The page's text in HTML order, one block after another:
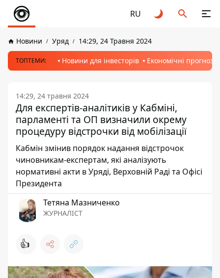
RU
Новини Уряд 14:29, 24 Травня 2024
ТОПТЕМИ: Новини для інвесторів Економічні прогнози
14:29, 24 травня 2024
Для експертів-аналітиків у Кабміні,
парламенті та ОП визначили окрему
процедуру відстрочки від мобілізації
Кабмін змінив порядок надання відстрочок
чиновникам-експертам, які аналізують
нормативні акти в Уряді, Верховній Раді та Офісі
Президента
Тетяна Мазниченко
ЖУРНАЛІСТ
👍